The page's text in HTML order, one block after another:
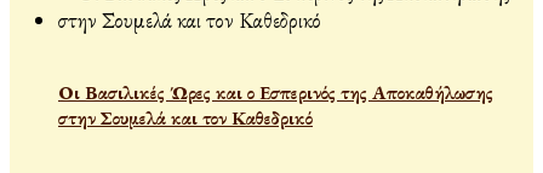
Οι Βασιλικές Ώρες και ο Εσπερινός της Αποκαθήλωσης
στην Σουμελά και τον Καθεδρικό